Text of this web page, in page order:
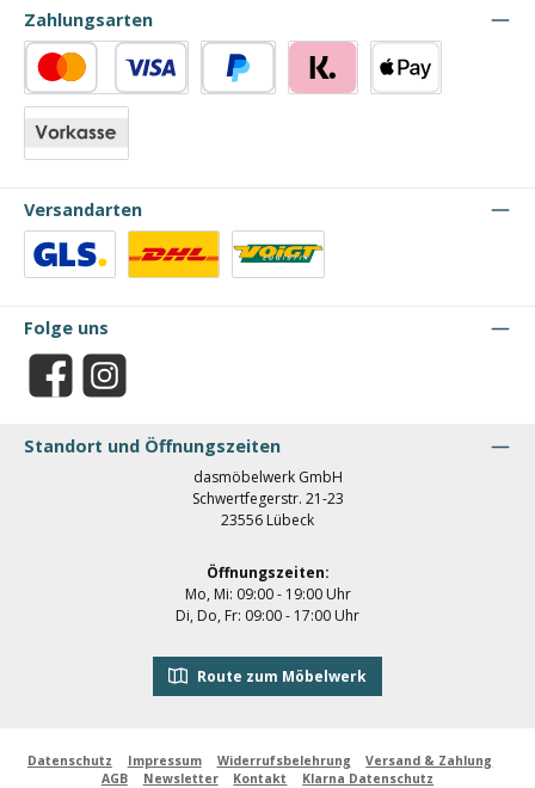
Zahlungsarten
Kredit- oder Debitkarte
Versandarten
Folge uns
Facebook Instagram
Standort und Öffnungszeiten
dasmöbelwerk GmbH
Schwertfegerstr. 21-23
23556 Lübeck
Öffnungszeiten:
Mo, Mi: 09:00 - 19:00 Uhr
Di, Do, Fr: 09:00 - 17:00 Uhr
Route zum Möbelwerk
Datenschutz Impressum Widerrufsbelehrung
Versand & Zahlung
AGB
Newsletter Kontakt Klarna Datenschutz